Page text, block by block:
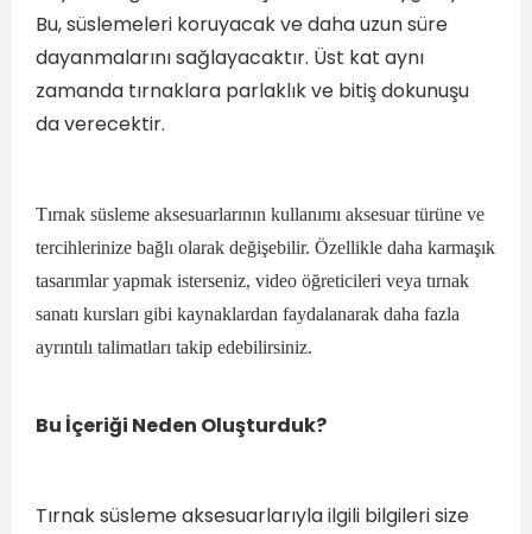
Bu, süslemeleri koruyacak ve daha uzun süre
dayanmalarını sağlayacaktır. Üst kat aynı
zamanda tırnaklara parlaklık ve bitiş dokunuşu
da verecektir.
Tırnak süsleme aksesuarlarının kullanımı aksesuar türüne ve
tercihlerinize bağlı olarak değişebilir. Özellikle daha karmaşık
tasarımlar yapmak isterseniz, video öğreticileri veya tırnak
sanatı kursları gibi kaynaklardan faydalanarak daha fazla
ayrıntılı talimatları takip edebilirsiniz.
Bu İçeriği Neden Oluşturduk?
Tırnak süsleme aksesuarlarıyla ilgili bilgileri size